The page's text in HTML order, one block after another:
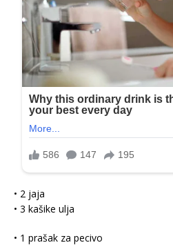
• 2 jaja
• 3 kašike ulja
• 1 prašak za pecivo